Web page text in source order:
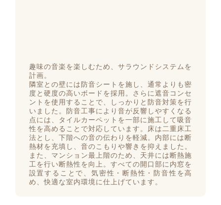
趣味の音楽を楽しむため、サラウンドシステムを
計画。
隣室との壁には防音シートを施し、通常よりも密
度と硬度の高いボードを採用。さらに遮音コンセ
ントを使用することで、しっかりと防音対策を行
いました。防音工事により音が反響しやすくなる
点には、タイルカーペットを一部に施工して吸音
性を高めることで対応しています。床は二重床工
法とし、下階への音の伝わりを軽減。内部には断
熱材を充填し、音のこもりや響きを抑えました。
また、マンション最上階のため、天井には断熱施
工を行い断熱性を向上。すべての開口部に内窓を
設置することで、気密性・断熱性・防音性を高
め、快適な室内環境に仕上げています。